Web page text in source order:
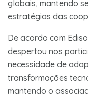
globais, mantendo
estratégias das
De acordo com
despertou nos
necessidade de
transformações
mantendo o